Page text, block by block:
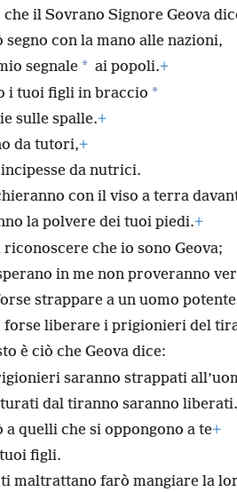
che il Sovrano Signore Geova
segno con la mano alle nazioni,
segnale * ai popoli.+
i tuoi figli in braccio *
sulle spalle.+
da tutori,+
da nutrici.
con il viso a terra
la polvere dei tuoi piedi.+
che io sono Geova;
in me non proveranno
strappare a un uomo
forse liberare i prigionieri del
è ciò che Geova dice:
saranno strappati
dal tiranno saranno liberati.
quelli che si oppongono a te+
figli.
maltrattano farò mangiare la